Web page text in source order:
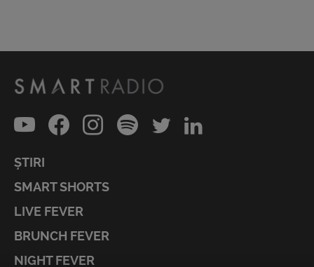
ȘTIRI
SMART SHORTS
LIVE FEVER
BRUNCH FEVER
NIGHT FEVER